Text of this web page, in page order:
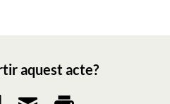
aquest acte?